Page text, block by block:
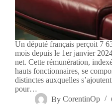
Un député français perçoit 7
mois depuis le 1er janvier
net. Cette rémunération,
hauts fonctionnaires, se
distinctes auxquelles
pour…
By CorentinOp